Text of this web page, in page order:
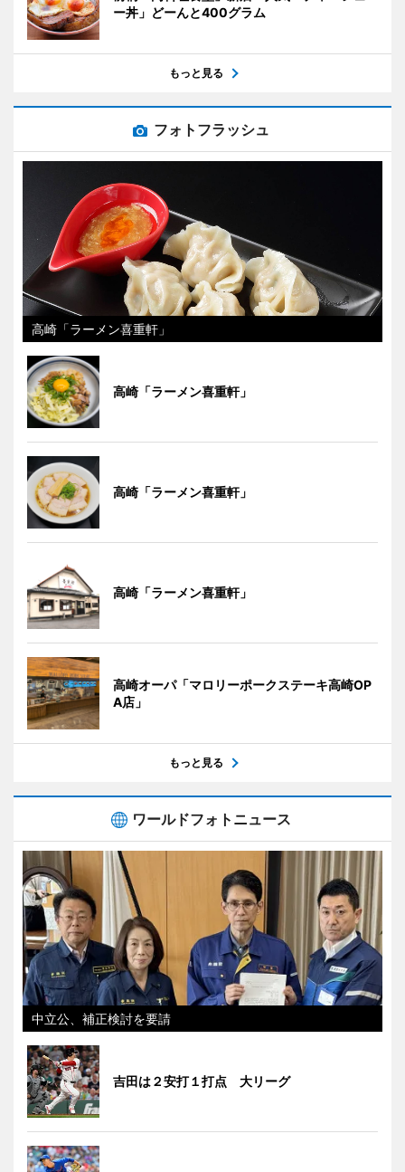
ー丼」どーんと400グラム
もっと見る
フォトフラッシュ
高崎「ラーメン喜重軒」
高崎「ラーメン喜重軒」
高崎「ラーメン喜重軒」
高崎「ラーメン喜重軒」
高崎オーパ「マロリーポークステーキ高崎OP
A店」
もっと見る
ワールドフォトニュース
中立公、補正検討を要請
吉田は２安打１打点 大リーグ